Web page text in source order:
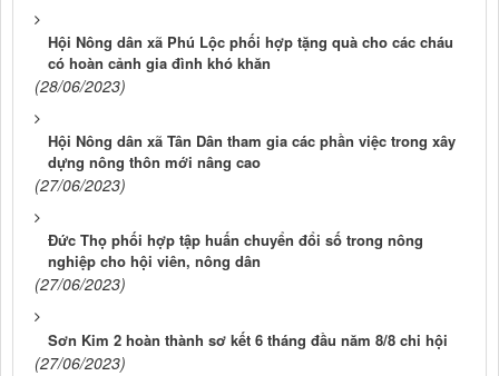
Hội Nông dân xã Phú Lộc phối hợp tặng quà cho các cháu
có hoàn cảnh gia đình khó khăn
(28/06/2023)
Hội Nông dân xã Tân Dân tham gia các phần việc trong xây
dựng nông thôn mới nâng cao
(27/06/2023)
Đức Thọ phối hợp tập huấn chuyển đổi số trong nông
nghiệp cho hội viên, nông dân
(27/06/2023)
Sơn Kim 2 hoàn thành sơ kết 6 tháng đầu năm 8/8 chi hội
(27/06/2023)